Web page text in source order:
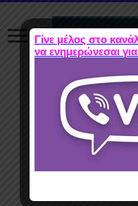
Γίνε μέλος στο
να ενημερώνεσαι για